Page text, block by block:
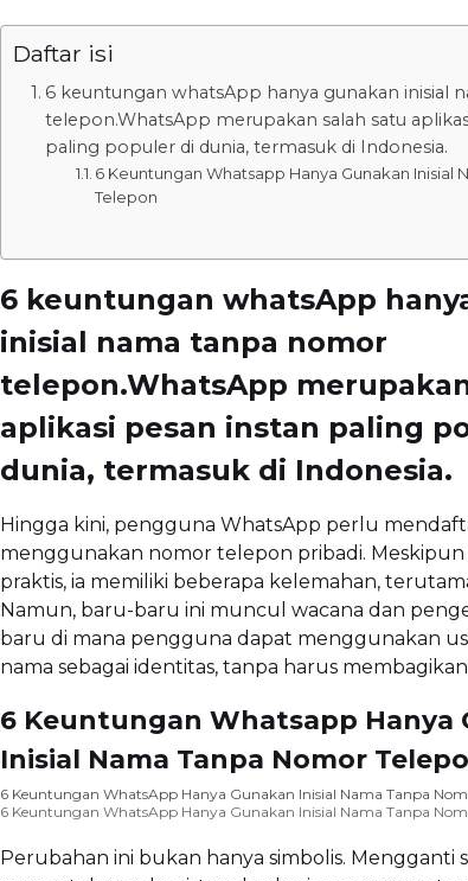
Daftar isi
6 keuntungan whatsApp hanya gunakan inisial
telepon.WhatsApp merupakan salah satu
paling populer di dunia, termasuk di Indonesia.
6 Keuntungan Whatsapp Hanya Gunakan Inisial
Telepon
6 keuntungan whatsApp
inisial nama tanpa nomor
telepon.WhatsApp
aplikasi pesan instan paling
dunia, termasuk di Indonesia.
Hingga kini, pengguna WhatsApp perlu
menggunakan nomor telepon pribadi. Meskipun
praktis, ia memiliki beberapa kelemahan,
Namun, baru-baru ini muncul wacana dan
baru di mana pengguna dapat menggunakan
nama sebagai identitas, tanpa harus
6 Keuntungan Whatsapp Hanya
Inisial Nama Tanpa Nomor
6 Keuntungan WhatsApp Hanya Gunakan Inisial Nama Tanpa
6 Keuntungan WhatsApp Hanya Gunakan Inisial Nama Tanpa
Perubahan ini bukan hanya simbolis. Mengganti